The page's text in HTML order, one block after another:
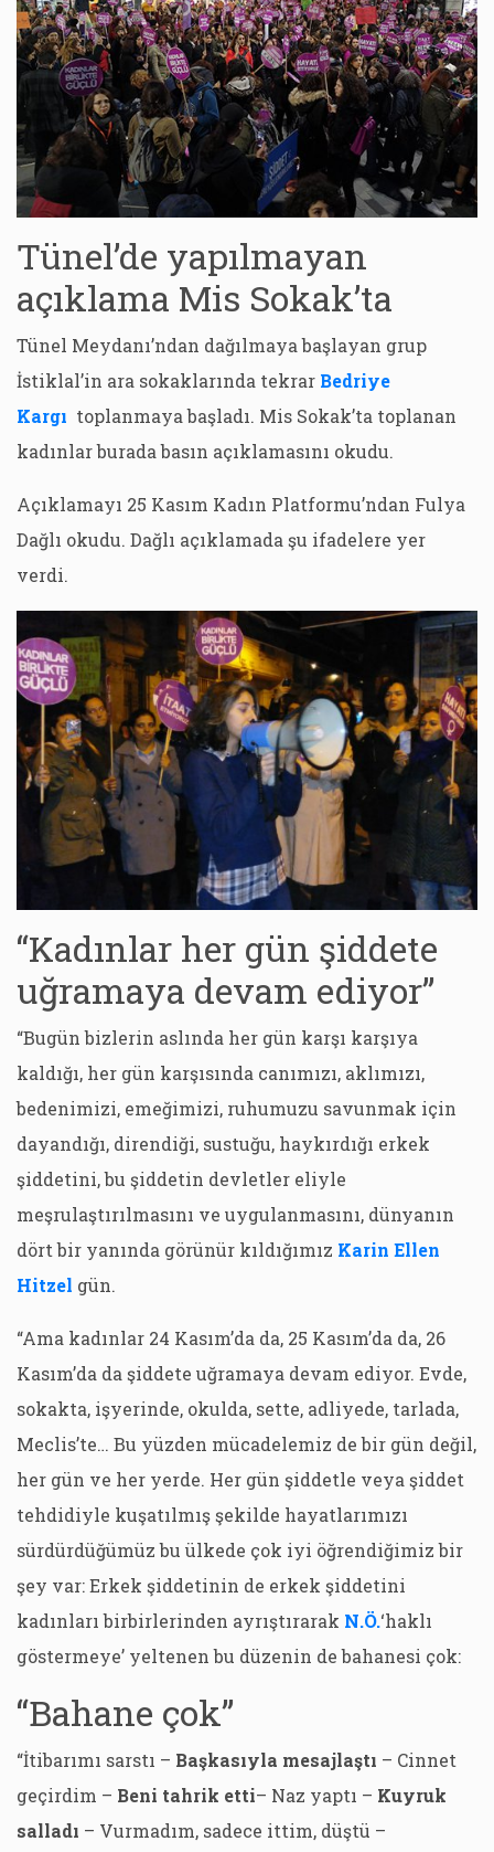
Tünel’de yapılmayan
açıklama Mis Sokak’ta
Tünel Meydanı’ndan dağılmaya başlayan grup
İstiklal’in ara sokaklarında tekrar Bedriye
Kargı toplanmaya başladı. Mis Sokak’ta toplanan
kadınlar burada basın açıklamasını okudu.
Açıklamayı 25 Kasım Kadın Platformu’ndan Fulya
Dağlı okudu. Dağlı açıklamada şu ifadelere yer
verdi.
“Kadınlar her gün şiddete
uğramaya devam ediyor”
“Bugün bizlerin aslında her gün karşı karşıya
kaldığı, her gün karşısında canımızı, aklımızı,
bedenimizi, emeğimizi, ruhumuzu savunmak için
dayandığı, direndiği, sustuğu, haykırdığı erkek
şiddetini, bu şiddetin devletler eliyle
meşrulaştırılmasını ve uygulanmasını, dünyanın
dört bir yanında görünür kıldığımız Karin Ellen
Hitzel gün.
“Ama kadınlar 24 Kasım’da da, 25 Kasım’da da, 26
Kasım’da da şiddete uğramaya devam ediyor. Evde,
sokakta, işyerinde, okulda, sette, adliyede, tarlada,
Meclis’te… Bu yüzden mücadelemiz de bir gün değil,
her gün ve her yerde. Her gün şiddetle veya şiddet
tehdidiyle kuşatılmış şekilde hayatlarımızı
sürdürdüğümüz bu ülkede çok iyi öğrendiğimiz bir
şey var: Erkek şiddetinin de erkek şiddetini
kadınları birbirlerinden ayrıştırarak N.Ö.‘haklı
göstermeye’ yeltenen bu düzenin de bahanesi çok:
“Bahane çok”
“İtibarımı sarstı – Başkasıyla mesajlaştı – Cinnet
geçirdim – Beni tahrik etti– Naz yaptı – Kuyruk
salladı – Vurmadım, sadece ittim, düştü –